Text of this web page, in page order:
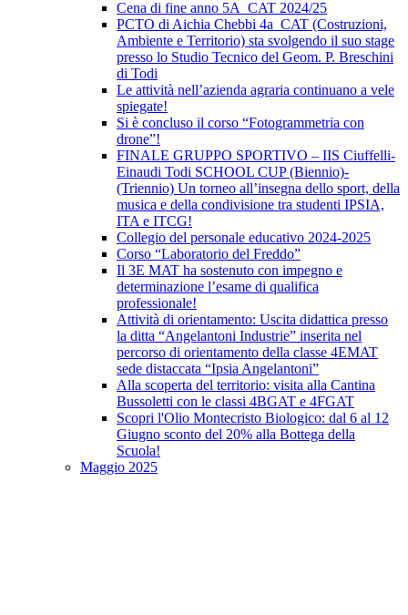
Cena di fine anno 5A_CAT 2024/25
PCTO di Aichia Chebbi 4a_CAT (Costruzioni,
Ambiente e Territorio) sta svolgendo il suo stage
presso lo Studio Tecnico del Geom. P. Breschini
di Todi
Le attività nell’azienda agraria continuano a vele
spiegate!
Si è concluso il corso “Fotogrammetria con
drone”!
FINALE GRUPPO SPORTIVO – IIS Ciuffelli-
Einaudi Todi SCHOOL CUP (Biennio)-
(Triennio) Un torneo all’insegna dello sport, della
musica e della condivisione tra studenti IPSIA,
ITA e ITCG!
Collegio del personale educativo 2024-2025
Corso “Laboratorio del Freddo”
Il 3E MAT ha sostenuto con impegno e
determinazione l’esame di qualifica
professionale!
Attività di orientamento: Uscita didattica presso
la ditta “Angelantoni Industrie” inserita nel
percorso di orientamento della classe 4EMAT
sede distaccata “Ipsia Angelantoni”
Alla scoperta del territorio: visita alla Cantina
Bussoletti con le classi 4BGAT e 4FGAT
Scopri l'Olio Montecristo Biologico: dal 6 al 12
Giugno sconto del 20% alla Bottega della
Scuola!
Maggio 2025